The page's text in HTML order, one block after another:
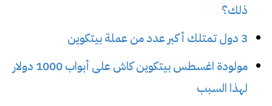
ذلك؟
3 دول تمتلك أكبر عدد من عملة بيتكوين
مولودة اغسطس بيتكوين كاش على أبواب 1000 دولار
لهذا السبب